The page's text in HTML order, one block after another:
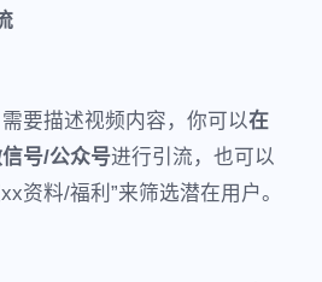
要描述视频内容，你可以在
号/公众号进行引流，也可以
资料/福利”来筛选潜在用户。